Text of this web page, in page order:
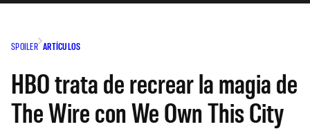
SPOILER ARTÍCULOS
HBO trata de recrear la magia de
The Wire con We Own This City